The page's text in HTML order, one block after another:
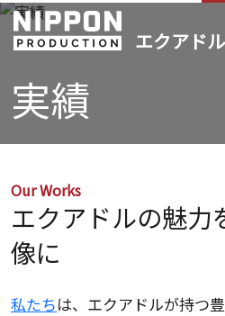
実績
Our Works
エクアドルの魅力
像に
私たちは、エクアドルが持つ